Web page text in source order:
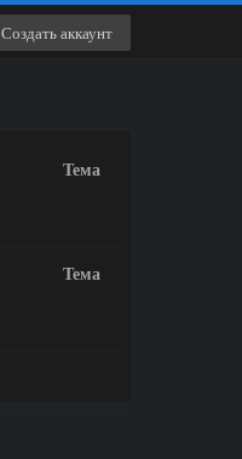
Тема
Тема
Создать аккаунт